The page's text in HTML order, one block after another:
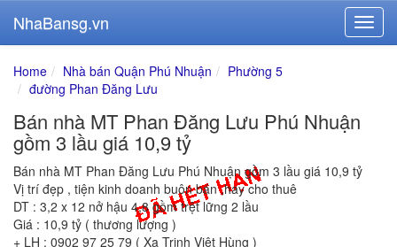
NhaBansg.vn
Home Nhà bán Quận Phú Nhuận
Phường 5
đường Phan Đăng Lưu
Bán nhà MT Phan Đăng Lưu Phú Nhuận
gồm 3 lầu giá 10,9 tỷ
Bán nhà MT Phan Đăng Lưu Phú Nhuận gồm 3 lầu giá 10,9 tỷ
Vị trí đẹp , tiện kinh doanh buôn bán ,hay cho thuê
DT : 3,2 x 12 nở hậu 4,8 gồm trệt lững 2 lầu
Giá : 10,9 tỷ ( thương lượng )
+ LH : 0902 97 25 79 ( Xa Trịnh Việt Hùng )